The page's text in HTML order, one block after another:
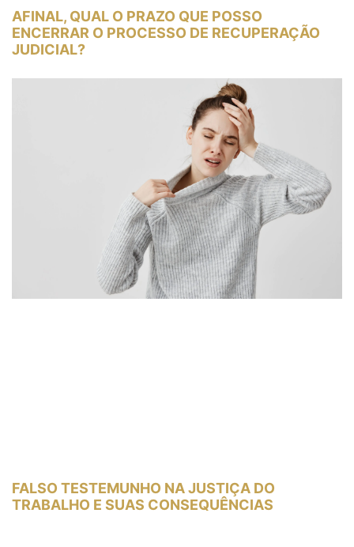
AFINAL, QUAL O PRAZO QUE POSSO
ENCERRAR O PROCESSO DE RECUPERAÇÃO
JUDICIAL?
FALSO TESTEMUNHO NA JUSTIÇA DO
TRABALHO E SUAS CONSEQUÊNCIAS